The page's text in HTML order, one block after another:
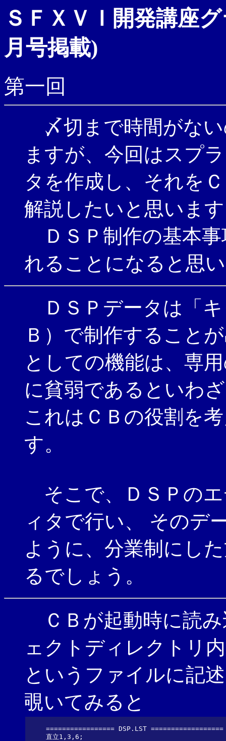
ＳＦＸＶＩ開発講座
月号掲載)
第一回
〆切まで時間がな
ますが、今回はスプ
タを作成し、それを
解説したいと思いま
ＤＳＰ制作の基本事
れることになると思
ＤＳＰデータは「
Ｂ）で制作すること
としての機能は、専
に貧弱であるといわ
これはＣＢの役割を
す。
そこで、ＤＳＰの
ィタで行い、 そのデ
ように、分業制にし
るでしょう。
ＣＢが起動時に読
ェクトディレクトリ
というファイルに記
覗いてみると
================= DSP.LST ==================
直立1,3,6;